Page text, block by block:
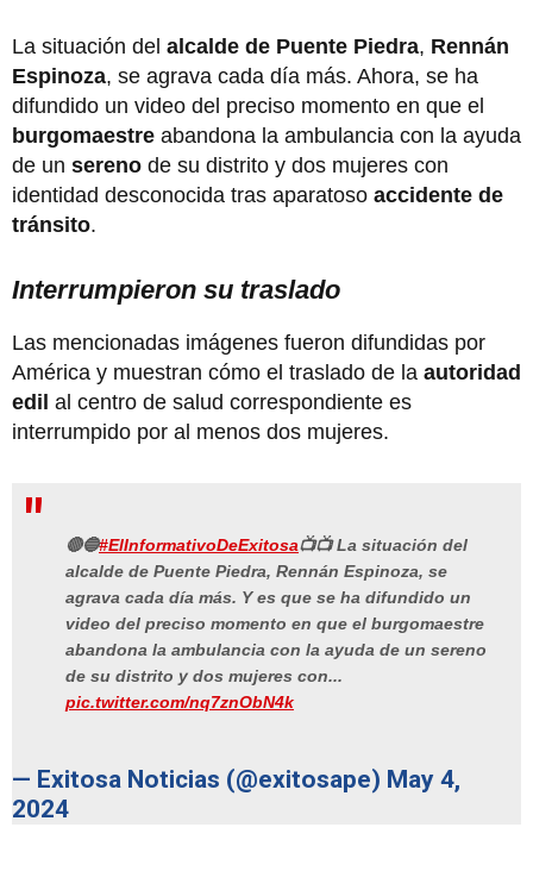
La situación del alcalde de Puente Piedra, Rennán
Espinoza, se agrava cada día más. Ahora, se ha
difundido un video del preciso momento en que el
burgomaestre abandona la ambulancia con la ayuda
de un sereno de su distrito y dos mujeres con
identidad desconocida tras aparatoso accidente de
tránsito.
Interrumpieron su traslado
Las mencionadas imágenes fueron difundidas por
América y muestran cómo el traslado de la autoridad
edil al centro de salud correspondiente es
interrumpido por al menos dos mujeres.
🔴🔵#ElInformativoDeExitosa📺📺 La situación del
alcalde de Puente Piedra, Rennán Espinoza, se
agrava cada día más. Y es que se ha difundido un
video del preciso momento en que el burgomaestre
abandona la ambulancia con la ayuda de un sereno
de su distrito y dos mujeres con...
pic.twitter.com/nq7znObN4k
— Exitosa Noticias (@exitosape) May 4,
2024